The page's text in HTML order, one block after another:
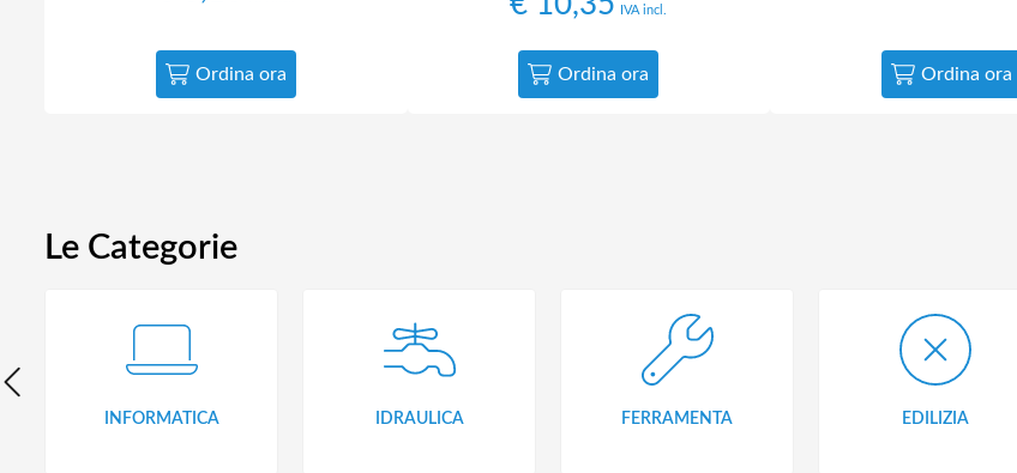
Ordina ora
IVA incl.
Ordina ora Ordina ora
Le Categorie
INFORMATICA IDRAULICA FERRAMENTA EDILIZIA